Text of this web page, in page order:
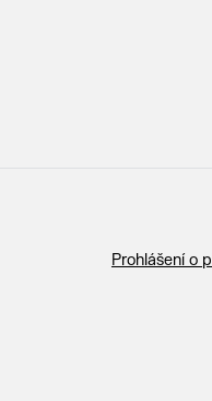
Prohlášení o